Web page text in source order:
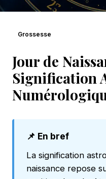
Grossesse
Jour de
Signification
📌 En bref
La signification
naissance repose